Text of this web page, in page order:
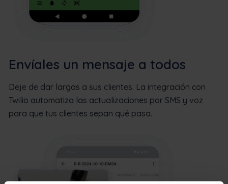
Envíales un mensaje a todos
Deje de dar largas a sus clientes. La integración con
Twilio automatiza las actualizaciones por SMS y voz
para que tus clientes sepan qué pasa.